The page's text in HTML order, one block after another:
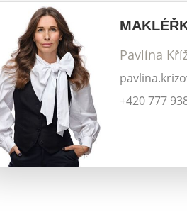
Pavlína
+420 777